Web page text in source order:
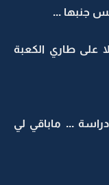
جنبها ...
على طاري الكعبة
... ماباقي لي